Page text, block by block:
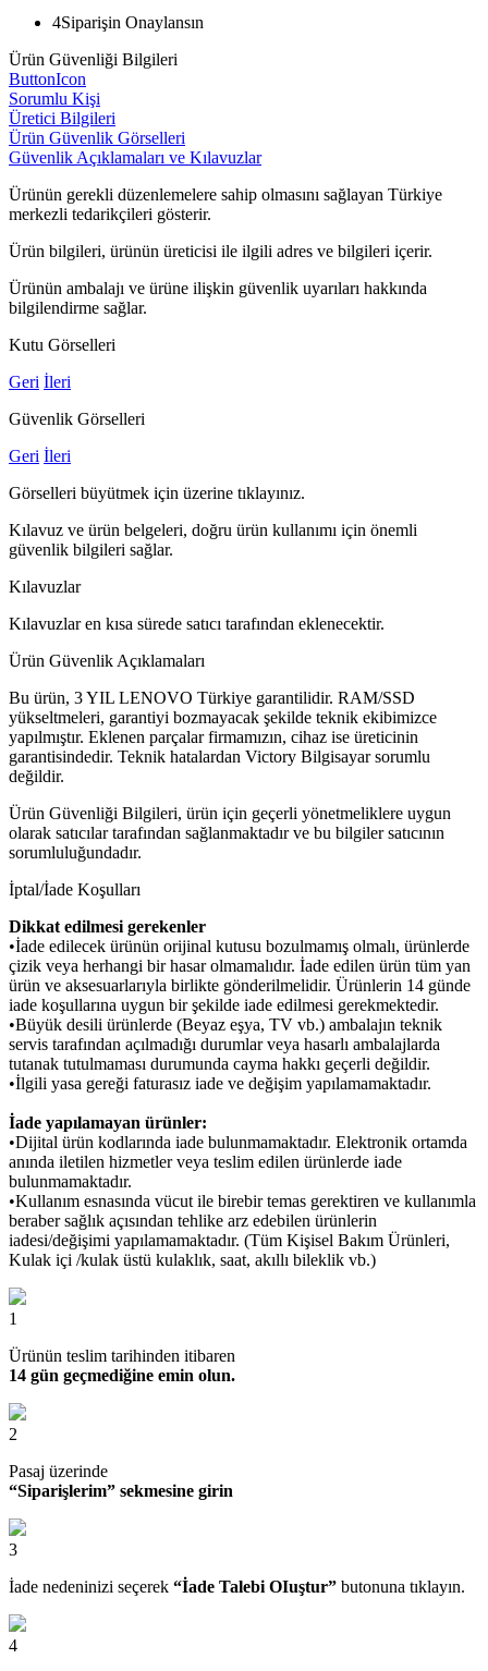
4Siparişin Onaylansın
Ürün Güvenliği Bilgileri
ButtonIcon
Sorumlu Kişi
Üretici Bilgileri
Ürün Güvenlik Görselleri
Güvenlik Açıklamaları ve Kılavuzlar
Ürünün gerekli düzenlemelere sahip olmasını sağlayan Türkiye
merkezli tedarikçileri gösterir.
Ürün bilgileri, ürünün üreticisi ile ilgili adres ve bilgileri içerir.
Ürünün ambalajı ve ürüne ilişkin güvenlik uyarıları hakkında
bilgilendirme sağlar.
Kutu Görselleri
Geri İleri
Güvenlik Görselleri
Geri İleri
Görselleri büyütmek için üzerine tıklayınız.
Kılavuz ve ürün belgeleri, doğru ürün kullanımı için önemli
güvenlik bilgileri sağlar.
Kılavuzlar
Kılavuzlar en kısa sürede satıcı tarafından eklenecektir.
Ürün Güvenlik Açıklamaları
Bu ürün, 3 YIL LENOVO Türkiye garantilidir. RAM/SSD
yükseltmeleri, garantiyi bozmayacak şekilde teknik ekibimizce
yapılmıştır. Eklenen parçalar firmamızın, cihaz ise üreticinin
garantisindedir. Teknik hatalardan Victory Bilgisayar sorumlu
değildir.
Ürün Güvenliği Bilgileri, ürün için geçerli yönetmeliklere uygun
olarak satıcılar tarafından sağlanmaktadır ve bu bilgiler satıcının
sorumluluğundadır.
İptal/İade Koşulları
Dikkat edilmesi gerekenler
•İade edilecek ürünün orijinal kutusu bozulmamış olmalı, ürünlerde
çizik veya herhangi bir hasar olmamalıdır. İade edilen ürün tüm yan
ürün ve aksesuarlarıyla birlikte gönderilmelidir. Ürünlerin 14 günde
iade koşullarına uygun bir şekilde iade edilmesi gerekmektedir.
•Büyük desili ürünlerde (Beyaz eşya, TV vb.) ambalajın teknik
servis tarafından açılmadığı durumlar veya hasarlı ambalajlarda
tutanak tutulmaması durumunda cayma hakkı geçerli değildir.
•İlgili yasa gereği faturasız iade ve değişim yapılamamaktadır.
İade yapılamayan ürünler:
•Dijital ürün kodlarında iade bulunmamaktadır. Elektronik ortamda
anında iletilen hizmetler veya teslim edilen ürünlerde iade
bulunmamaktadır.
•Kullanım esnasında vücut ile birebir temas gerektiren ve kullanımla
beraber sağlık açısından tehlike arz edebilen ürünlerin
iadesi/değişimi yapılamamaktadır. (Tüm Kişisel Bakım Ürünleri,
Kulak içi /kulak üstü kulaklık, saat, akıllı bileklik vb.)
1
Ürünün teslim tarihinden itibaren
14 gün geçmediğine emin olun.
2
Pasaj üzerinde
“Siparişlerim” sekmesine girin
3
İade nedeninizi seçerek “İade Talebi OIuştur” butonuna tıklayın.
4